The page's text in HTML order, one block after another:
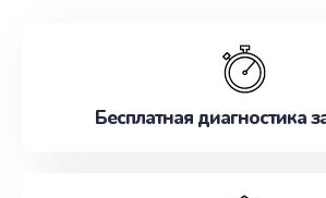
наилучшим образом. Не медлите
Бесплатная диагностика